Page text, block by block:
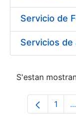
S'estan
1 ...